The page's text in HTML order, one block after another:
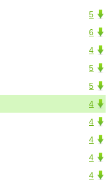
5
6
4
5
5
4
4
4
4
4